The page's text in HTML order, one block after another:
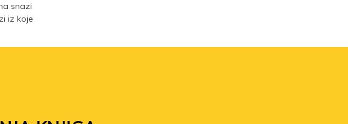
snazi
iz koje